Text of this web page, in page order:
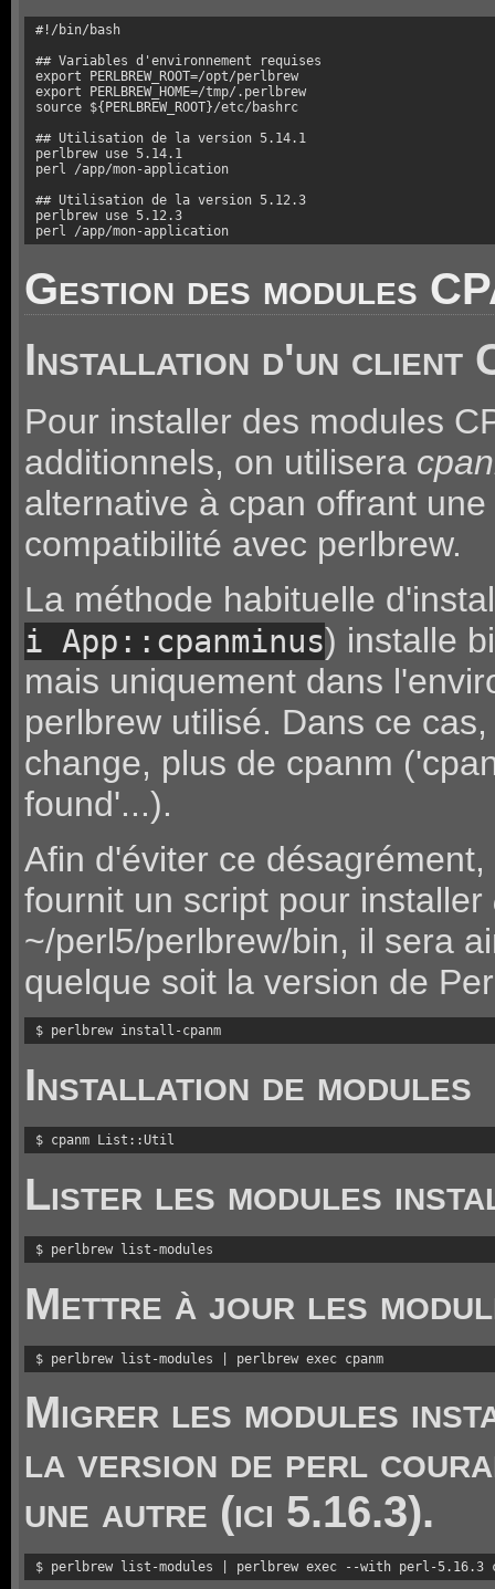
#!/bin/bash
## Variables d'environnement requises
export PERLBREW_ROOT=/opt/perlbrew
export PERLBREW_HOME=/tmp/.perlbrew
source ${PERLBREW_ROOT}/etc/bashrc
## Utilisation de la version 5.14.1
perlbrew use 5.14.1
perl /app/mon-application
## Utilisation de la version 5.12.3
perlbrew use 5.12.3
perl /app/mon-application
Gestion des modules
Installation d'un client
Pour installer des modules
additionnels, on utilisera
alternative à cpan offrant
compatibilité avec perlbrew.
La méthode habituelle
i App::cpanminus) installe
mais uniquement dans
perlbrew utilisé. Dans ce
change, plus de cpanm
found'...).
Afin d'éviter ce désagrément,
fournit un script pour installer
~/perl5/perlbrew/bin, il sera
quelque soit la version de
$ perlbrew install-cpanm
Installation de modules
$ cpanm List::Util
Lister les modules
$ perlbrew list-modules
Mettre à jour les
$ perlbrew list-modules | perlbrew exec cpanm
Migrer les modules
la version de perl
une autre (ici 5.16.3).
$ perlbrew list-modules | perlbrew exec --with perl-5.16.3